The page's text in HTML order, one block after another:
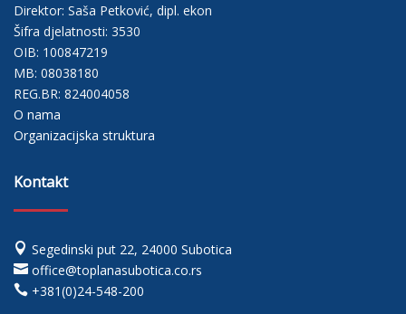
Direktor: Saša Petković, dipl. ekon
Šifra djelatnosti: 3530
OIB: 100847219
MB: 08038180
REG.BR: 824004058
O nama
Organizacijska struktura
Kontakt
 Segedinski put 22, 24000 Subotica
 office@toplanasubotica.co.rs
 +381(0)24-548-200